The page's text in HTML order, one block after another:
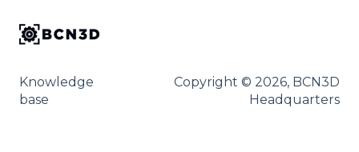
Knowledge
base
Copyright © 2026, BCN3D
Headquarters